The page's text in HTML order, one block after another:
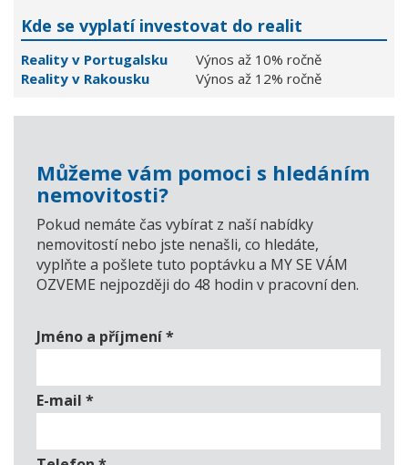
Kde se vyplatí investovat do realit
Reality v Portugalsku
Výnos až 10% ročně
Reality v Rakousku
Výnos až 12% ročně
Můžeme vám pomoci s hledáním
nemovitosti?
Pokud nemáte čas vybírat z naší nabídky
nemovitostí nebo jste nenašli, co hledáte,
vyplňte a pošlete tuto poptávku a MY SE VÁM
OZVEME nejpozději do 48 hodin v pracovní den.
Jméno a příjmení*
E-mail *